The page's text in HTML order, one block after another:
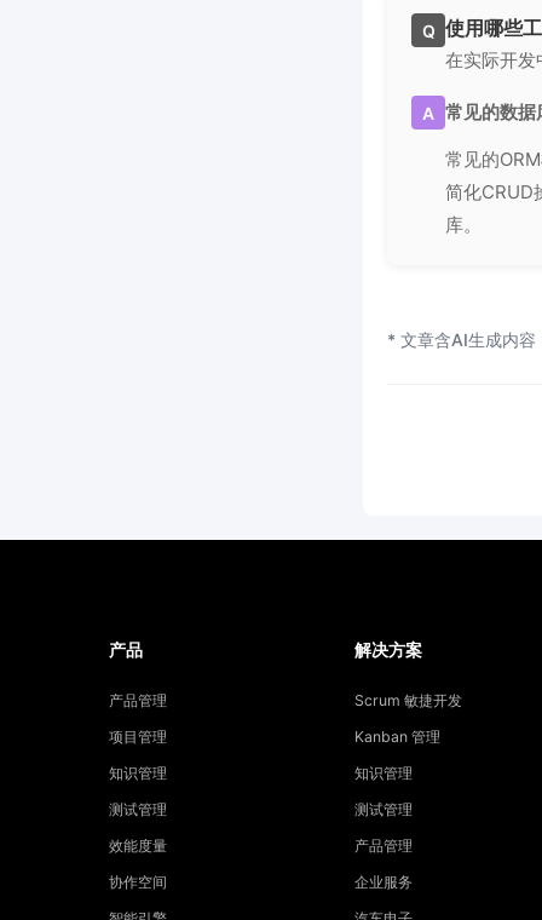
Q 使用哪些
在实际开发
A 常见的数据
常见的
简化CRUD
库。
* 文章含AI生成内容
产品
产品管理
项目管理
知识管理
测试管理
效能度量
协作空间
解决方案
Scrum 敏捷开发
Kanban 管理
知识管理
测试管理
产品管理
企业服务